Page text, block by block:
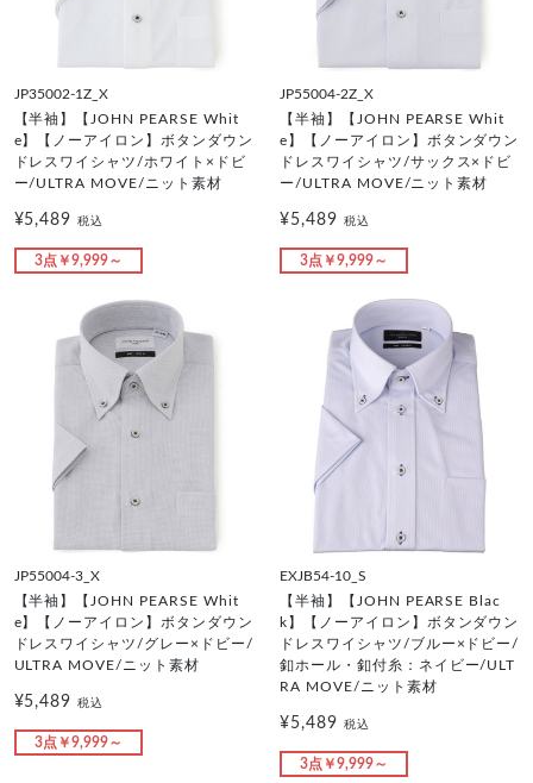
JP35002-1Z_X
【半袖】【JOHN PEARSE Whit
e】【ノーアイロン】ボタンダウン
ドレスワイシャツ/ホワイト×ドビ
ー/ULTRA MOVE/ニット素材
¥5,489税込
3点￥9,999～
JP55004-2Z_X
【半袖】【JOHN PEARSE Whit
e】【ノーアイロン】ボタンダウン
ドレスワイシャツ/サックス×ドビ
ー/ULTRA MOVE/ニット素材
¥5,489 税込
3点￥9,999～
JP55004-3_X
【半袖】【JOHN PEARSE Whit
e】【ノーアイロン】ボタンダウン
ドレスワイシャツ/グレー×ドビー/
ULTRA MOVE/ニット素材
¥5,489税込
3点￥9,999～
EXJB54-10_S
【半袖】【JOHN PEARSE Blac
k】【ノーアイロン】ボタンダウン
ドレスワイシャツ/ブルー×ドビー/
釦ホール・釦付糸：ネイビー/ULT
RA MOVE/ニット素材
¥5,489 税込
3点￥9,999～